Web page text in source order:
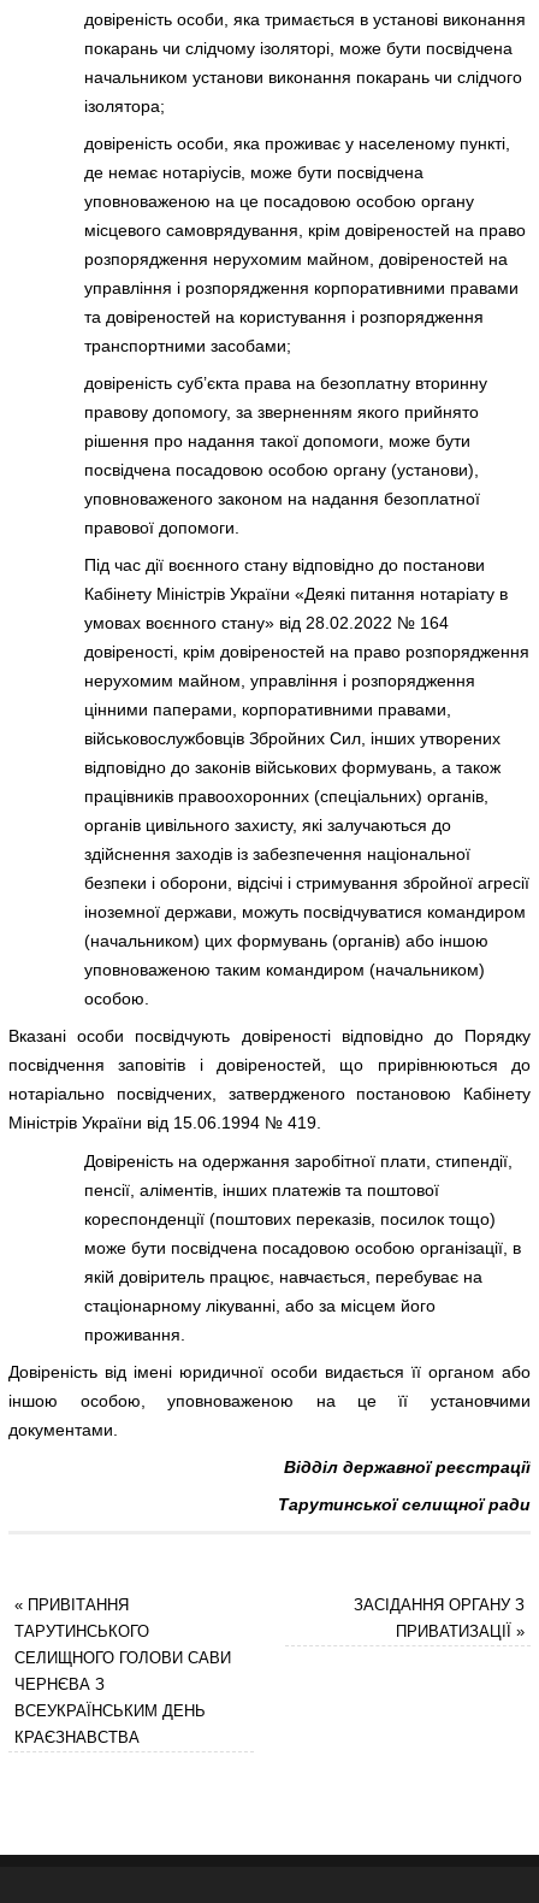
довіреність особи, яка тримається в установі виконання
покарань чи слідчому ізоляторі, може бути посвідчена
начальником установи виконання покарань чи слідчого
ізолятора;
довіреність особи, яка проживає у населеному пункті,
де немає нотаріусів, може бути посвідчена
уповноваженою на це посадовою особою органу
місцевого самоврядування, крім довіреностей на право
розпорядження нерухомим майном, довіреностей на
управління і розпорядження корпоративними правами
та довіреностей на користування і розпорядження
транспортними засобами;
довіреність суб’єкта права на безоплатну вторинну
правову допомогу, за зверненням якого прийнято
рішення про надання такої допомоги, може бути
посвідчена посадовою особою органу (установи),
уповноваженого законом на надання безоплатної
правової допомоги.
Під час дії воєнного стану відповідно до постанови
Кабінету Міністрів України «Деякі питання нотаріату в
умовах воєнного стану» від 28.02.2022 № 164
довіреності, крім довіреностей на право розпорядження
нерухомим майном, управління і розпорядження
цінними паперами, корпоративними правами,
військовослужбовців Збройних Сил, інших утворених
відповідно до законів військових формувань, а також
працівників правоохоронних (спеціальних) органів,
органів цивільного захисту, які залучаються до
здійснення заходів із забезпечення національної
безпеки і оборони, відсічі і стримування збройної агресії
іноземної держави, можуть посвідчуватися командиром
(начальником) цих формувань (органів) або іншою
уповноваженою таким командиром (начальником)
особою.
Вказані особи посвідчують довіреності відповідно до Порядку
посвідчення заповітів і довіреностей, що прирівнюються до
нотаріально посвідчених, затвердженого постановою Кабінету
Міністрів України від 15.06.1994 № 419.
Довіреність на одержання заробітної плати, стипендії,
пенсії, аліментів, інших платежів та поштової
кореспонденції (поштових переказів, посилок тощо)
може бути посвідчена посадовою особою організації, в
якій довіритель працює, навчається, перебуває на
стаціонарному лікуванні, або за місцем його
проживання.
Довіреність від імені юридичної особи видається її органом або
іншою особою, уповноваженою на це її установчими
документами.
Відділ державної реєстрації
Тарутинської селищної ради
«ПРИВІТАННЯ
ТАРУТИНСЬКОГО
СЕЛИЩНОГО ГОЛОВИ САВИ
ЧЕРНЄВА З
ВСЕУКРАЇНСЬКИМ ДЕНЬ
КРАЄЗНАВСТВА
ЗАСІДАННЯ ОРГАНУ З
ПРИВАТИЗАЦІЇ»